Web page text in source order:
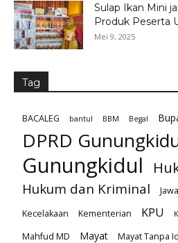
Sulap Ikan Mini
Produk Peserta
Mei 9, 2025
Tag
BACALEG bantul BBM Begal
DPRD
Gunungkidul
Hukum dan Kriminal
Kecelakaan
Kementerian KPU
Mahfud MD
Mayat
Mayat Tanpa